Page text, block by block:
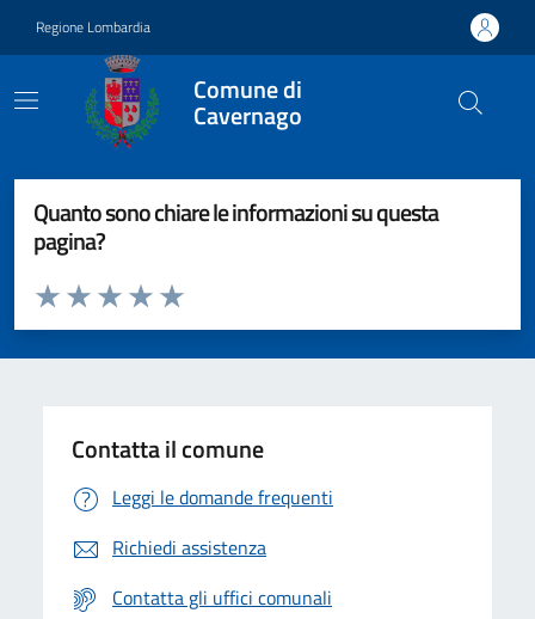
Regione Lombardia
Comune di
Cavernago
Quanto sono chiare le informazioni su questa
pagina?
Valuta da 1 a 5 stelle la pagina
Valuta 5 stelle su 5
Valuta 4 stelle su 5
Valuta 3 stelle su 5
Valuta 2 stelle su 5
Valuta 1 stelle su 5
Contatta il comune
Leggi le domande frequenti
Richiedi assistenza
Contatta gli uffici comunali